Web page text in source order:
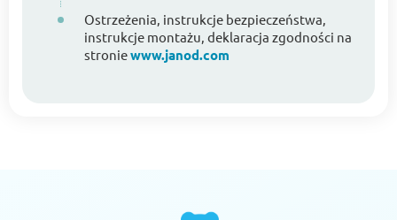
Ostrzeżenia, instrukcje bezpieczeństwa,
instrukcje montażu, deklaracja zgodności na
stroniewww.janod.com